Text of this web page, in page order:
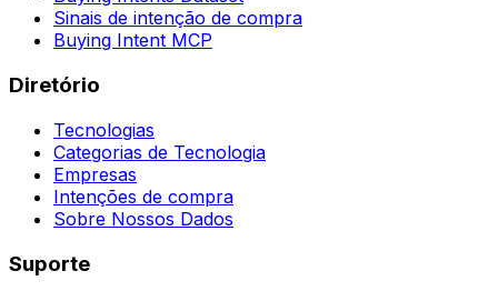
Sinais de intenção de compra
Buying Intent MCP
Diretório
Tecnologias
Categorias de Tecnologia
Empresas
Intenções de compra
Sobre Nossos Dados
Suporte